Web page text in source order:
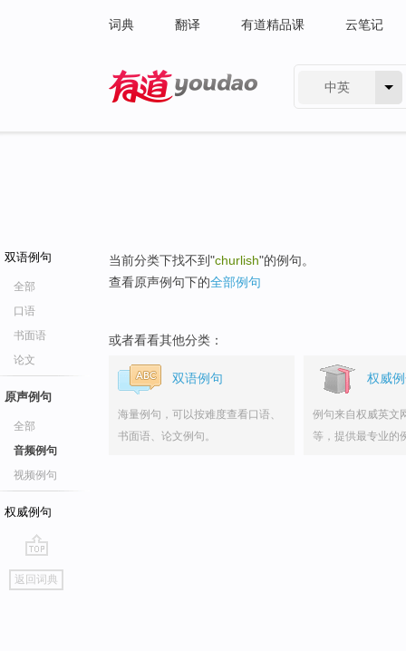
词典 翻译 有道精品课 云笔记
中英
双语例句
全部
口语
书面语
论文
原声例句
全部
音频例句
视频例句
权威例句
go
top
返回词典
当前分类下找不到"churlish"的例句。
查看原声例句下的全部例句
或者看看其他分类：
双语例句
海量例句，可以按难度查看口语、
书面语、论文例句。
权威
例句来自权威英文
等，提供最专业的